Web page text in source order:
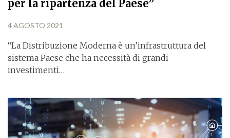
per la ripartenza del Paese”
4 AGOSTO 2021
“La Distribuzione Moderna è un’infrastruttura del
sistema Paese che ha necessità di grandi
investimenti…